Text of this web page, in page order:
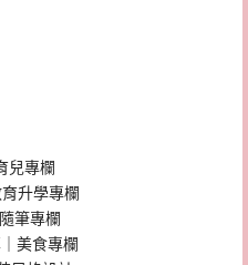
兒專欄
升學專欄
筆專欄
美食專欄